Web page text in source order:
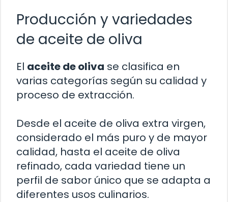
Producción y variedades
de aceite de oliva
El aceite de oliva se clasifica en
varias categorías según su calidad y
proceso de extracción.
Desde el aceite de oliva extra virgen,
considerado el más puro y de mayor
calidad, hasta el aceite de oliva
refinado, cada variedad tiene un
perfil de sabor único que se adapta a
diferentes usos culinarios.